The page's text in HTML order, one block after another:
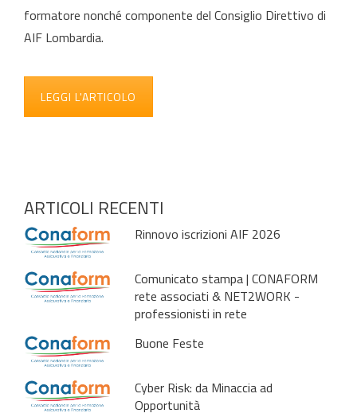
formatore nonché componente del Consiglio Direttivo di
AIF Lombardia.
LEGGI L'ARTICOLO
ARTICOLI RECENTI
Rinnovo iscrizioni AIF 2026
Comunicato stampa | CONAFORM
rete associati & NET2WORK -
professionisti in rete
Buone Feste
Cyber Risk: da Minaccia ad
Opportunità